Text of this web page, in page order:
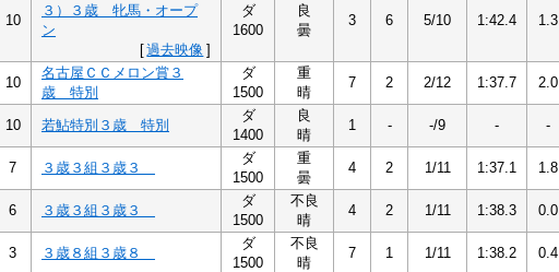
10
３）３歳 牝馬・オープ
ン
[過去映像 ]
ダ
1600
良
曇
3 6 5/10 1:42.4 1.3
10
名古屋ＣＣメロン賞３
歳 特別
ダ
1500
重
晴
7 2 2/12 1:37.7 2.0
10 若鮎特別３歳 特別
ダ
1400
良
晴
1 - -/9 - -
7 ３歳３組３歳３
ダ
1500
重
曇
4 2 1/11 1:37.1 1.8
6 ３歳３組３歳３
ダ
1500
不良
晴
4 2 1/11 1:38.3 0.0
3 ３歳８組３歳８
ダ
1500
不良
晴
7 1 1/11 1:38.2 0.4